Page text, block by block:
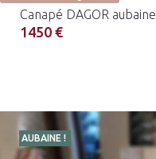
Canapé DAGOR aubaine
1450 €
AUBAINE !